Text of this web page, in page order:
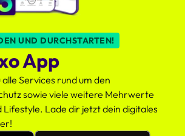
UND DURCHSTARTEN!
App
Services rund um den
sowie viele weitere Mehrwerte
Lade dir jetzt dein digitales